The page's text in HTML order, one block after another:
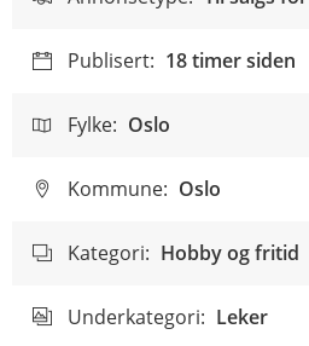
Publisert: 18 timer siden
Fylke: Oslo
Kommune: Oslo
Kategori: Hobby og fritid
Underkategori: Leker